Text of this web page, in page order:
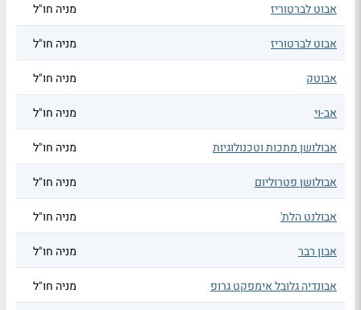
אבוט לברטוריז מניה חו"ל
אבוט לברטוריז מניה חו"ל
אבוטק מניה חו"ל
אב-וי מניה חו"ל
אבולושן מתכות וטכנולוגיות מניה חו"ל
אבולושן פטרוליום מניה חו"ל
אבולנט הלת' מניה חו"ל
אבון רבר מניה חו"ל
אבונדיה גלובל אימפקט גרופ מניה חו"ל